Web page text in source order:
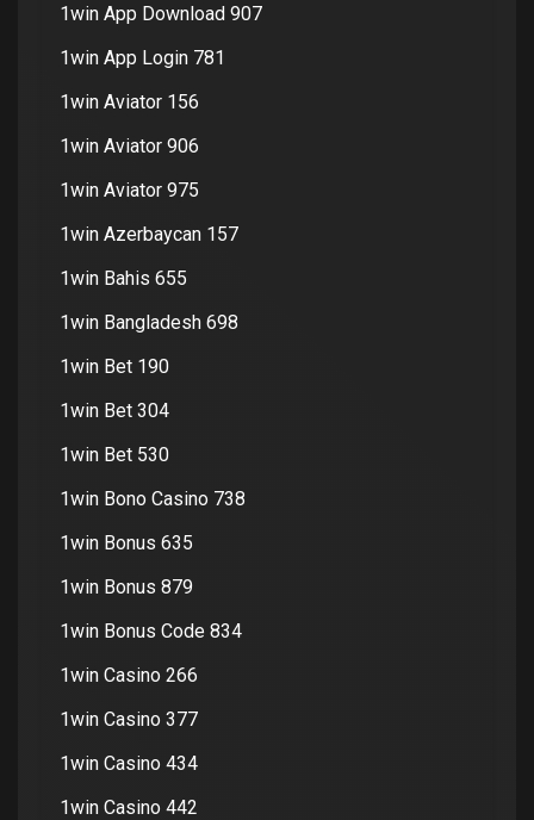
1win App Download 907
1win App Login 781
1win Aviator 156
1win Aviator 906
1win Aviator 975
1win Azerbaycan 157
1win Bahis 655
1win Bangladesh 698
1win Bet 190
1win Bet 304
1win Bet 530
1win Bono Casino 738
1win Bonus 635
1win Bonus 879
1win Bonus Code 834
1win Casino 266
1win Casino 377
1win Casino 434
1win Casino 442